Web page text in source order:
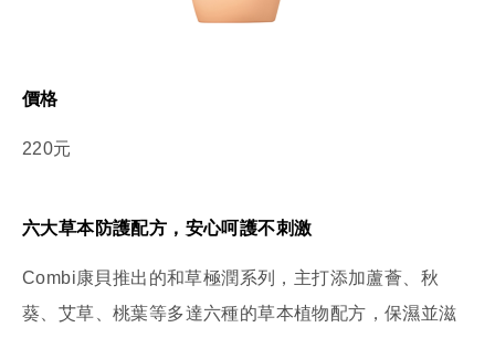
價格
220元
六大草本防護配方，安心呵護不刺激
Combi康貝推出的和草極潤系列，主打添加蘆薈、秋
葵、艾草、桃葉等多達六種的草本植物配方，保濕並滋